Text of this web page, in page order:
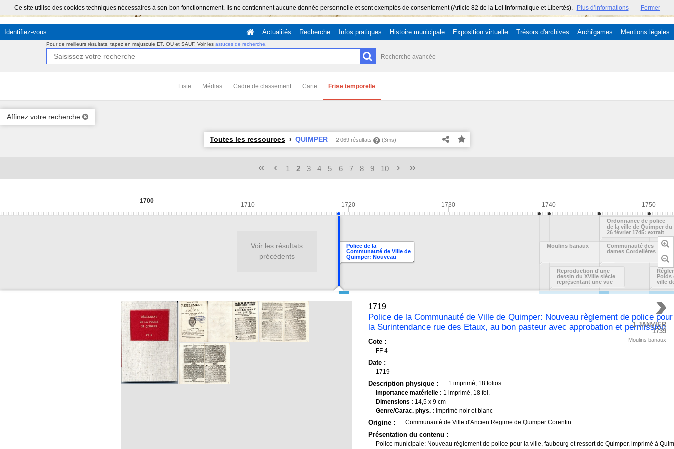
Ce site utilise des cookies techniques nécessaires à son bon fonctionnement. Ils ne contiennent aucune donnée personnelle et sont exemptés de consentement (Article 82 de la Loi Informatique et Libertés). Plus d’informations Fermer
Identifiez-vous Actualités Recherche Infos pratiques Histoire municipale Exposition virtuelle Trésors d'archives Archi'games Mentions légales
Pour de meilleurs résultats, tapez en majuscule ET, OU et SAUF. Voir les astuces de recherche
Recherche avancée
Liste Médias Cadre de classement Carte Frise temporelle
Affinez votre recherche
Toutes les ressources QUIMPER 2 069 résultats (3ms)
« ‹ 1 2 3 4 5 6 7 8 9 10 › »
1719
Police de la Communauté de Ville de Quimper: Nouveau règlement de police
la Surintendance rue des Etaux, au bon pasteur avec approbation et permission
Cote :
FF 4
Date :
1719
Description physique :
1 imprimé, 18 folios
Importance matérielle : 1 imprimé, 18 fol.
Dimensions : 14,5 x 9 cm
Genre/Carac. phys. : imprimé noir et blanc
Origine : Communauté de Ville d'Ancien Regime de Quimper Corentin
Présentation du contenu :
Police municipale: Nouveau règlement de police pour la ville, faubourg et ressort de Quimper, imprimé à
1 JANVIER
1739
Moulins banaux
Police de la
Communauté de Ville de
Quimper: Nouveau
règlement de police
seigneur Evêque, du
Clergé, de la Ville, du
Collège et de la
Surintendance rue des
avec approbation et
permission
Moulins banaux
Reproduction d'une
dessin du XVIIIe siècle
représentant une vue
générale de la ville de
Quimper, plan du
Ordonnance de police
de la ville de Quimper du
26 février 1745: extrait
des registres des causes
royales de police du
siège présidial de
Quimper
Communauté des
dames Cordelières
Poids
ville
1700
1710 1750
1720 1730 1740
Voir les résultats
précédents